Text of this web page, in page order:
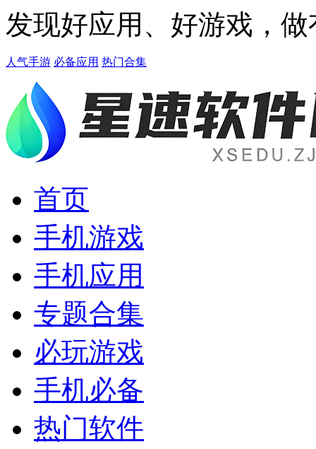
发现好应用、好游戏，
人气手游 必备应用 热门合集
首页
手机游戏
手机应用
专题合集
必玩游戏
手机必备
热门软件